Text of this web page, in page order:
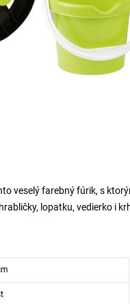
veselý farebný fúrik, s
lopatku, vedierko i